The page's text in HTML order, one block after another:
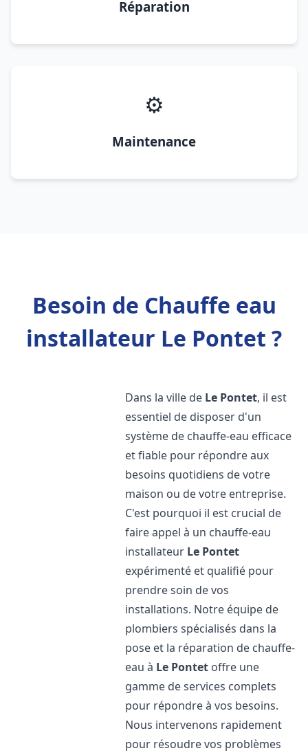
Réparation
⚙️
Maintenance
Besoin de Chauffe eau
installateur Le Pontet ?
Dans la ville de Le Pontet, il est
essentiel de disposer d'un
système de chauffe-eau efficace
et fiable pour répondre aux
besoins quotidiens de votre
maison ou de votre entreprise.
C'est pourquoi il est crucial de
faire appel à un chauffe-eau
installateur Le Pontet
expérimenté et qualifié pour
prendre soin de vos
installations. Notre équipe de
plombiers spécialisés dans la
pose et la réparation de chauffe-
eau à Le Pontet offre une
gamme de services complets
pour répondre à vos besoins.
Nous intervenons rapidement
pour résoudre vos problèmes